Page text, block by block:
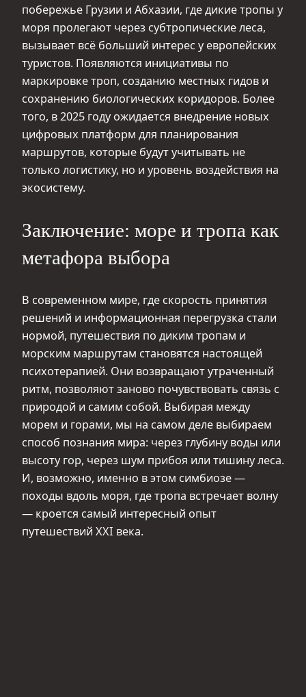
побережье Грузии и Абхазии, где дикие тропы у
моря пролегают через субтропические леса,
вызывает всё больший интерес у европейских
туристов. Появляются инициативы по
маркировке троп, созданию местных гидов и
сохранению биологических коридоров. Более
того, в 2025 году ожидается внедрение новых
цифровых платформ для планирования
маршрутов, которые будут учитывать не
только логистику, но и уровень воздействия на
экосистему.
Заключение: море и тропа как
метафора выбора
В современном мире, где скорость принятия
решений и информационная перегрузка стали
нормой, путешествия по диким тропам и
морским маршрутам становятся настоящей
психотерапией. Они возвращают утраченный
ритм, позволяют заново почувствовать связь с
природой и самим собой. Выбирая между
морем и горами, мы на самом деле выбираем
способ познания мира: через глубину воды или
высоту гор, через шум прибоя или тишину леса.
И, возможно, именно в этом симбиозе —
походы вдоль моря, где тропа встречает волну
— кроется самый интересный опыт
путешествий XXI века.